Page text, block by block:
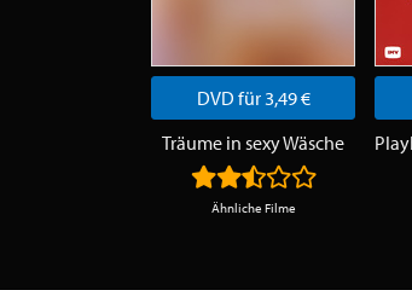
DVD für 3,49 €
Träume in sexy Wäsche
Ähnliche Filme